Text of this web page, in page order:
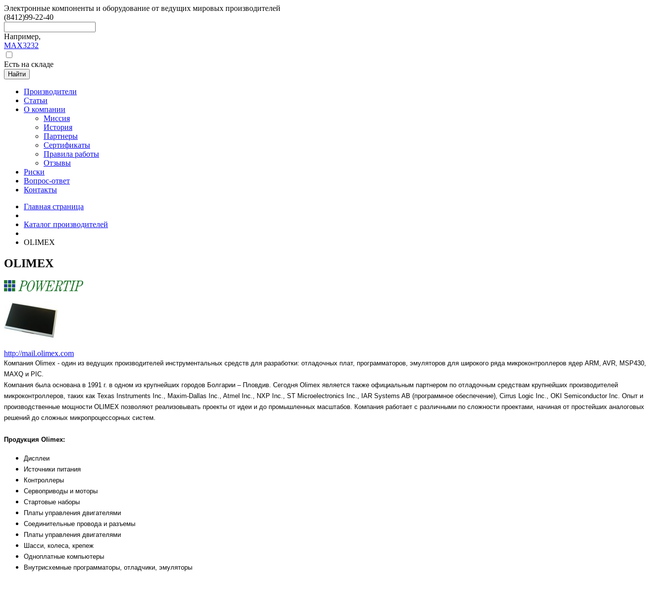
Электронные компоненты и оборудование от ведущих мировых производителей
(8412)99-22-40
Например,
MAX3232
Есть на складе
Найти
Производители
Статьи
О компании
Миссия
История
Партнеры
Сертификаты
Правила работы
Отзывы
Риски
Вопрос-ответ
Контакты
Главная страница
Каталог производителей
OLIMEX
OLIMEX
http://mail.olimex.com
Компания Olimex - один из ведущих производителей инструментальных средств для разработки: отладочных плат, программаторов, эмуляторов для широкого ряда микроконтроллеров ядер ARM, AVR, MSP430,
MAXQ и PIC.
Компания была основана в 1991 г. в одном из крупнейших городов Болгарии – Пловдив. Сегодня Olimex является также официальным партнером по отладочным средствам крупнейших производителей
микроконтроллеров, таких как Texas Instruments Inc., Maxim-Dallas Inc., Atmel Inc., NXP Inc., ST Microelectronics Inc., IAR Systems AB (программное обеспечение), Cirrus Logic Inc., OKI Semiconductor Inc. Опыт и
производственные мощности OLIMEX позволяют реализовывать проекты от идеи и до промышленных масштабов. Компания работает с различными по сложности проектами, начиная от простейших аналоговых
решений до сложных микропроцессорных систем.
Продукция Olimex:
Дисплеи
Источники питания
Контроллеры
Сервоприводы и моторы
Стартовые наборы
Платы управления двигателями
Соединительные провода и разъемы
Платы управления двигателями
Шасси, колеса, крепеж
Одноплатные компьютеры
Внутрисхемные программаторы, отладчики, эмуляторы